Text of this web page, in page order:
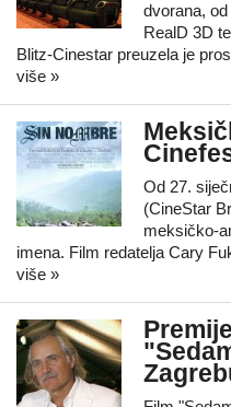
dvorana,
RealD 3D
Blitz-Cinestar preuzela je
više »
Od 27.
(CineStar
meksičko-
imena. Film redatelja Cary
više »